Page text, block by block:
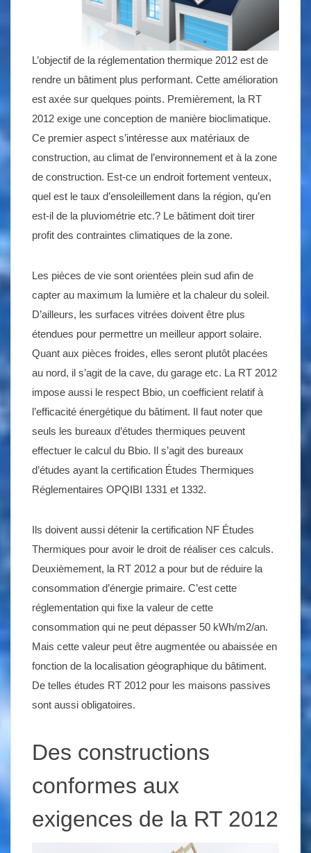
L’objectif de la réglementation thermique 2012 est de
rendre un bâtiment plus performant. Cette amélioration
est axée sur quelques points. Premièrement, la RT
2012 exige une conception de manière bioclimatique.
Ce premier aspect s’intéresse aux matériaux de
construction, au climat de l’environnement et à la zone
de construction. Est-ce un endroit fortement venteux,
quel est le taux d’ensoleillement dans la région, qu’en
est-il de la pluviométrie etc.? Le bâtiment doit tirer
profit des contraintes climatiques de la zone.
Les pièces de vie sont orientées plein sud afin de
capter au maximum la lumière et la chaleur du soleil.
D’ailleurs, les surfaces vitrées doivent être plus
étendues pour permettre un meilleur apport solaire.
Quant aux pièces froides, elles seront plutôt placées
au nord, il s’agit de la cave, du garage etc. La RT 2012
impose aussi le respect Bbio, un coefficient relatif à
l’efficacité énergétique du bâtiment. Il faut noter que
seuls les bureaux d’études thermiques peuvent
effectuer le calcul du Bbio. Il s’agit des bureaux
d’études ayant la certification Études Thermiques
Réglementaires OPQIBI 1331 et 1332.
Ils doivent aussi détenir la certification NF Études
Thermiques pour avoir le droit de réaliser ces calculs.
Deuxièmement, la RT 2012 a pour but de réduire la
consommation d’énergie primaire. C’est cette
réglementation qui fixe la valeur de cette
consommation qui ne peut dépasser 50 kWh/m2/an.
Mais cette valeur peut être augmentée ou abaissée en
fonction de la localisation géographique du bâtiment.
De telles études RT 2012 pour les maisons passives
sont aussi obligatoires.
Des constructions
conformes aux
exigences de la RT 2012